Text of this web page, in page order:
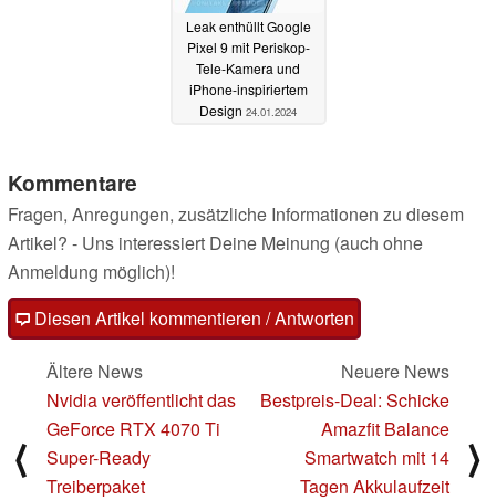
Leak enthüllt Google
Pixel 9 mit Periskop-
Tele-Kamera und
iPhone-inspiriertem
Design 24.01.2024
Kommentare
Fragen, Anregungen, zusätzliche Informationen zu diesem
Artikel? - Uns interessiert Deine Meinung (auch ohne
Anmeldung möglich)!
Diesen Artikel kommentieren / Antworten
⟨
Ältere News
Nvidia veröffentlicht das
GeForce RTX 4070 Ti
Super-Ready
Treiberpaket
Neuere News
Bestpreis-Deal: Schicke
Amazfit Balance
Smartwatch mit 14
Tagen Akkulaufzeit
⟩